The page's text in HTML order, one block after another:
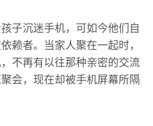
子沉迷手机，可如今他们自
赖者。当家人聚在一起时，
不再有以往那种亲密的交流
会，现在却被手机屏幕所隔